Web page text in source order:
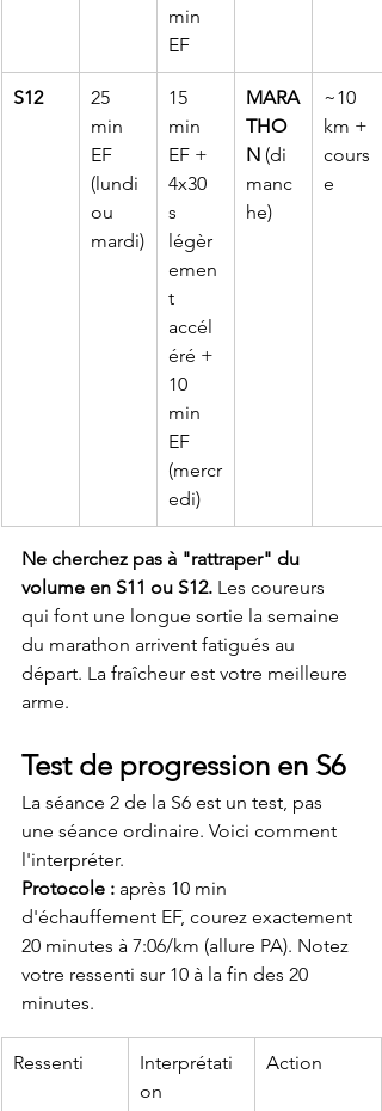
min
EF
S12
25
min
EF
(lundi
ou
mardi)
15
min
EF +
4x30
s
légèr
emen
t
accél
éré +
10
min
EF
(mercr
edi)
MARA
THO
N (di
manc
he)
~10
km +
cours
e
Ne cherchez pas à "rattraper" du
volume en S11 ou S12. Les coureurs
qui font une longue sortie la semaine
du marathon arrivent fatigués au
départ. La fraîcheur est votre meilleure
arme.
Test de progression en S6
La séance 2 de la S6 est un test, pas
une séance ordinaire. Voici comment
l'interpréter.
Protocole : après 10 min
d'échauffement EF, courez exactement
20 minutes à 7:06/km (allure PA). Notez
votre ressenti sur 10 à la fin des 20
minutes.
Ressenti
Interprétati
on
Action